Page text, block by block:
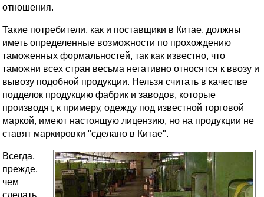
отношения.
Такие потребители, как и поставщики в Китае, должны
иметь определенные возможности по прохождению
таможенных формальностей, так как известно, что
таможни всех стран весьма негативно относятся к ввозу и
вывозу подобной продукции. Нельзя считать в качестве
подделок продукцию фабрик и заводов, которые
производят, к примеру, одежду под известной торговой
маркой, имеют настоящую лицензию, но на продукции не
ставят маркировки "сделано в Китае".
Всегда,
прежде,
чем
сделать